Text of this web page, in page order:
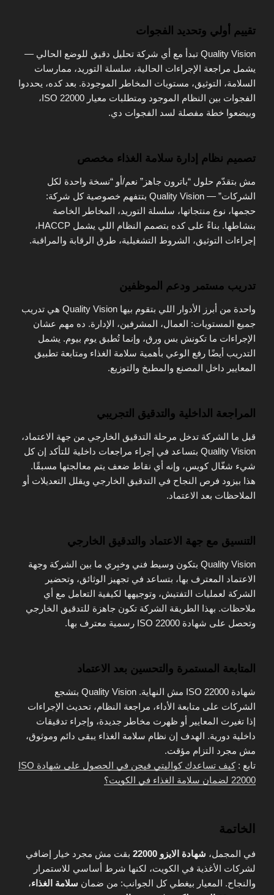
تقييم أولي وتحديد الفجوات
Quality Vision تبدأ مع أي شركة تحليل دقيق للوضع الحالي —
يشمل مراجعة الإجراءات الحالية، سلسلة التوريد، ممارسات
السلامة، التوثيق، مستويات المخاطر الموجودة. بعد كده، يحددوا
الفجوات بين النظام الموجود ومتطلبات معيار ISO 22000،
وبيضعوا خطة مفصلة لسد الفجوات دي.
تصميم نظام إدارة سلامة الغذاء مخصص
مش بتقدّم حلول “باترون جاهز” نعم/أو “نسخة واحدة لكل
الشركات” — Quality Vision بتتفهم خصوصية كل شركة:
حجمها، نوع منتجاتها، سلسلة التوريد، المخاطر الخاصة
بنشاطها. بناءً على كده بتصمم النظام اللي يشمل HACCP،
إجراءات التوثيق، الشروط التشغيلية، طرق الرقابة والمراقبة.
تدريب مستمر ودعم الموظفين
واحدة من أبرز الأدوار اللي بتقوم بيها Quality Vision هي تدريب
جميع المستويات: العمال، المشرفين، الإدارة. ده مهم عشان
الإجراءات ما تكونش بس ورق، وإنما تُطبق يوم بيوم. يشمل
التدريب أيضًا رفع الوعي بأهمية سلامة الغذاء ومتابعة تطبيق
المعايير داخل المصنع والمطبخ والتوزيع.
المراجعة الداخلية والتدقيق التجريبي
قبل ما الشركة تدخل مرحلة التدقيق الخارجي من جهة الاعتماد،
Quality Vision بتساعد في إجراء مراجعات داخلية للتأكد إن كل
شيء شغّال كويس، وإنه أي نقاط ضعف يتم معالجتها مسبقًا.
هذا بيزود فرص النجاح في التدقيق الخارجي ويقلل التعديلات أو
الملاحظات بعد الاعتماد.
التنسيق مع جهة الاعتماد والتدقيق الخارجي
Quality Vision بتكون وسيط فني وخبِري ما بين الشركة وجهة
الاعتماد المعترف بها، بتساعد في تجهيز الوثائق، وتحضير
الشركة لعمليات التفتيش، وتوجيهها لكيفية التعامل مع أي
ملاحظات. بهذا الطريقة الشركة تكون جاهزة للتدقيق الخارجي
وتحصل على شهادة ISO 22000 رسمية معترف بها.
المتابعة المستمرة والتحسين بعد الاعتماد
شهادة ISO 22000 مش النهاية. Quality Vision بتشجع
الشركات على متابعة الأداء، مراجعة النظام، تحديث الإجراءات
إذا تغيرت المعايير أو ظهرت مخاطر جديدة، وإجراء تدقيقات
داخلية دورية. الهدف إن نظام سلامة الغذاء يبقى دائم وموثوق،
مش مجرد التزام مؤقت.
تابع :
كيف تساعدك كواليتي فيجن في الحصول على شهادة ISO
22000 لضمان سلامة الغذاء في الكويت؟
الخاتمة
في المجمل، شهادة الايزو 22000
بقت مش مجرد خيار إضافي
لشركات الأغذية في الكويت، لكنها شرط أساسي للاستمرار
والنجاح. المعيار بيغطي كل الجوانب: من ضمان سلامة الغذاء،